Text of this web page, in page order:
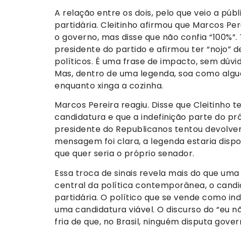
A relação entre os dois, pelo que veio a
partidária. Cleitinho afirmou que Marcos
o governo, mas disse que não confia
presidente do partido e afirmou ter “nojo”
políticos. É uma frase de impacto, sem
Mas, dentro de uma legenda, soa como
enquanto xinga a cozinha.
Marcos Pereira reagiu. Disse que Cleitinho
candidatura e que a indefinição parte do
presidente do Republicanos tentou
mensagem foi clara, a legenda estaria
que quer seria o próprio senador.
Essa troca de sinais revela mais do que
central da política contemporânea, o
partidária. O político que se vende como
uma candidatura viável. O discurso do “eu
fria de que, no Brasil, ninguém disputa